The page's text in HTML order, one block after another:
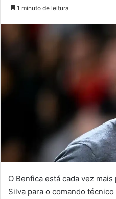
1 minuto de leitura
O Benfica está cada vez
Silva para o comando